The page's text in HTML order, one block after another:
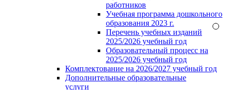
работников
Учебная программа дошкольного
образования 2023 г.
Перечень учебных изданий
2025/2026 учебный год
Образовательный процесс на
2025/2026 учебный год
Комплектование на 2026/2027 учебный год
Дополнительные образовательные
услуги